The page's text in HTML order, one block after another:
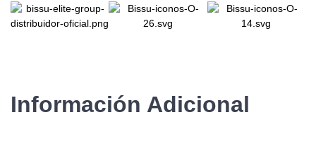
Información Adicional